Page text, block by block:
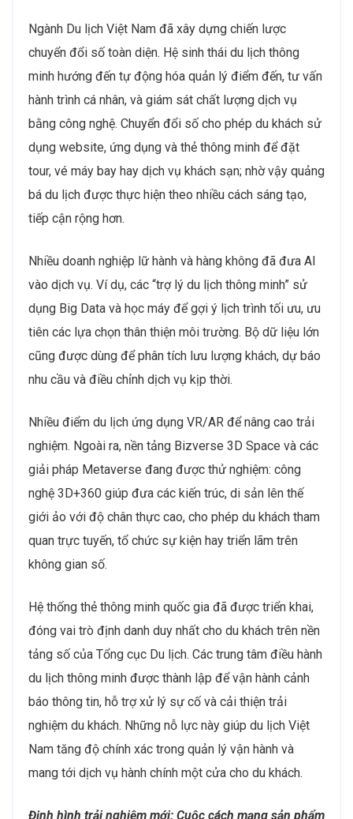
Ngành Du lịch Việt Nam đã xây dựng chiến lược
chuyển đổi số toàn diện. Hệ sinh thái du lịch thông
minh hướng đến tự động hóa quản lý điểm đến, tư vấn
hành trình cá nhân, và giám sát chất lượng dịch vụ
bằng công nghệ. Chuyển đổi số cho phép du khách sử
dụng website, ứng dụng và thẻ thông minh để đặt
tour, vé máy bay hay dịch vụ khách sạn; nhờ vậy quảng
bá du lịch được thực hiện theo nhiều cách sáng tạo,
tiếp cận rộng hơn.
Nhiều doanh nghiệp lữ hành và hàng không đã đưa AI
vào dịch vụ. Ví dụ, các “trợ lý du lịch thông minh” sử
dụng Big Data và học máy để gợi ý lịch trình tối ưu, ưu
tiên các lựa chọn thân thiện môi trường. Bộ dữ liệu lớn
cũng được dùng để phân tích lưu lượng khách, dự báo
nhu cầu và điều chỉnh dịch vụ kịp thời.
Nhiều điểm du lịch ứng dụng VR/AR để nâng cao trải
nghiệm. Ngoài ra, nền tảng Bizverse 3D Space và các
giải pháp Metaverse đang được thử nghiệm: công
nghệ 3D+360 giúp đưa các kiến trúc, di sản lên thế
giới ảo với độ chân thực cao, cho phép du khách tham
quan trực tuyến, tổ chức sự kiện hay triển lãm trên
không gian số.
Hệ thống thẻ thông minh quốc gia đã được triển khai,
đóng vai trò định danh duy nhất cho du khách trên nền
tảng số của Tổng cục Du lịch. Các trung tâm điều hành
du lịch thông minh được thành lập để vận hành cảnh
báo thông tin, hỗ trợ xử lý sự cố và cải thiện trải
nghiệm du khách. Những nỗ lực này giúp du lịch Việt
Nam tăng độ chính xác trong quản lý vận hành và
mang tới dịch vụ hành chính một cửa cho du khách.
Định hình trải nghiệm mới: Cuộc cách mạng sản phẩm